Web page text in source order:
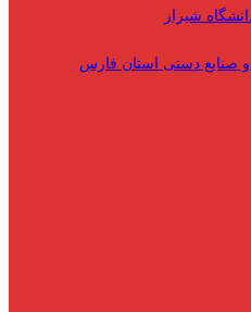
شیراز
صنایع دستی استان فارس